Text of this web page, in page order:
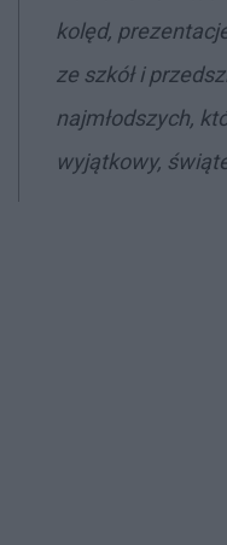
kolęd,
ze szkół i
najmłodszych,
wyjątkowy,